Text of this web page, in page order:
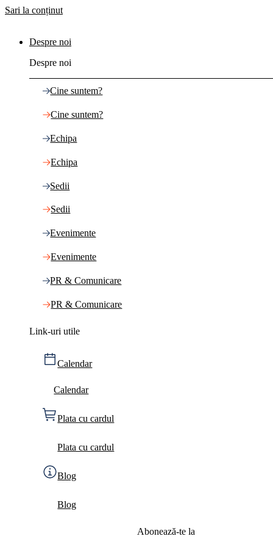
Sari la conținut
Despre noi
Despre noi
Cine suntem?
Cine suntem?
Echipa
Echipa
Sedii
Sedii
Evenimente
Evenimente
PR & Comunicare
PR & Comunicare
Link-uri utile
Calendar
Calendar
Plata cu cardul
Plata cu cardul
Blog
Blog
Abonează-te la